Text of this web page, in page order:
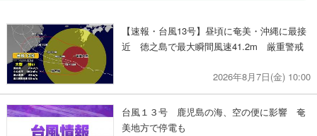
【速報・台風13号】昼頃に奄美・沖縄に最接
近 徳之島で最大瞬間風速41.2m 厳重警戒
2026年8月7日(金) 10:00
台風１３号 鹿児島の海、空の便に影響 奄
美地方で停電も